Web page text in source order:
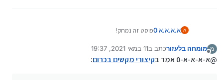
א א.א.א.א 0 פוסט זה נמחק!
מ מומחה בלעזורכתב ב11 במאי 2021, 19:37
נערך לאחרונה על ידי
@א-א-א-א-0 אמר ב קיצורי מקשים בכרום: